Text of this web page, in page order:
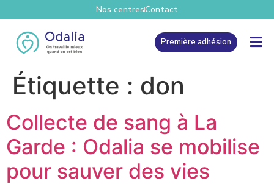
Nos centresContact
Première adhésion
Étiquette : don
Collecte de sang à La
Garde : Odalia se mobilise
pour sauver des vies